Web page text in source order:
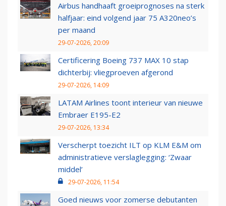
Airbus handhaaft groeiprognoses na sterk
halfjaar: eind volgend jaar 75 A320neo’s
per maand
29-07-2026, 20:09
Certificering Boeing 737 MAX 10 stap
dichterbij: vliegproeven afgerond
29-07-2026, 14:09
LATAM Airlines toont interieur van nieuwe
Embraer E195-E2
29-07-2026, 13:34
Verscherpt toezicht ILT op KLM E&M om
administratieve verslaglegging: ‘Zwaar
middel’
29-07-2026, 11:54
Goed nieuws voor zomerse debutanten